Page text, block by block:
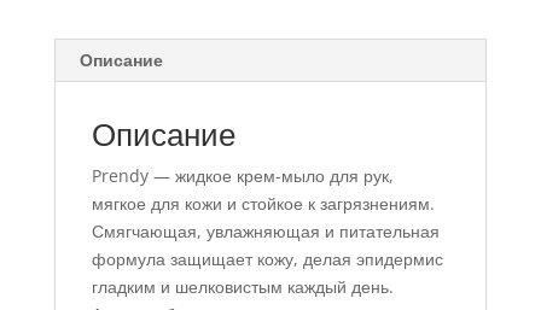
Описание
Описание
Prendy — жидкое крем-мыло для рук,
мягкое для кожи и стойкое к загрязнениям.
Смягчающая, увлажняющая и питательная
формула защищает кожу, делая эпидермис
гладким и шелковистым каждый день.